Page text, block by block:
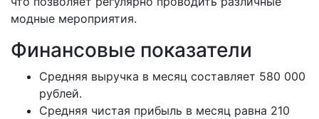
модные мероприятия.
Финансовые показатели
Средняя выручка в месяц составляет 580 000
рублей.
Средняя чистая прибыль в месяц равна 210